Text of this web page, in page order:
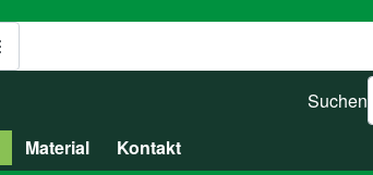
Material Kontakt
Suchen